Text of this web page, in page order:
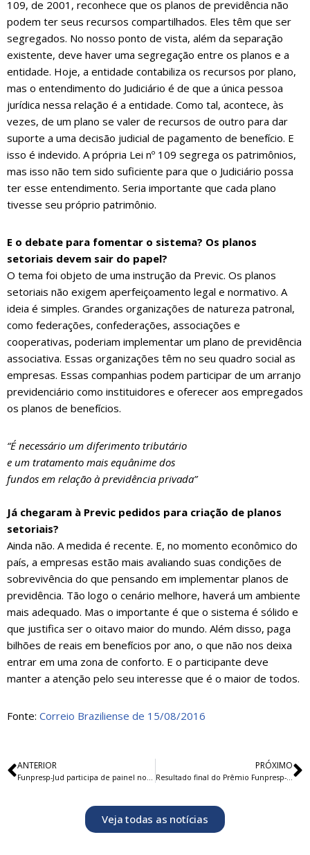
109, de 2001, reconhece que os planos de previdência não
podem ter seus recursos compartilhados. Eles têm que ser
segregados. No nosso ponto de vista, além da separação
existente, deve haver uma segregação entre os planos e a
entidade. Hoje, a entidade contabiliza os recursos por plano,
mas o entendimento do Judiciário é de que a única pessoa
jurídica nessa relação é a entidade. Como tal, acontece, às
vezes, de um plano se valer de recursos de outro para dar
suporte a uma decisão judicial de pagamento de benefício. E
isso é indevido. A própria Lei nº 109 segrega os patrimônios,
mas isso não tem sido suficiente para que o Judiciário possa
ter esse entendimento. Seria importante que cada plano
tivesse seu próprio patrimônio.
E o debate para fomentar o sistema? Os planos
setoriais devem sair do papel?
O tema foi objeto de uma instrução da Previc. Os planos
setoriais não exigem aperfeiçoamento legal e normativo. A
ideia é simples. Grandes organizações de natureza patronal,
como federações, confederações, associações e
cooperativas, poderiam implementar um plano de previdência
associativa. Essas organizações têm no seu quadro social as
empresas. Essas companhias podem participar de um arranjo
previdenciário como instituidores e oferecer aos empregados
os planos de benefícios.
“É necessário um diferimento tributário
e um tratamento mais equânime dos
fundos em relação à previdência privada”
Já chegaram à Previc pedidos para criação de planos
setoriais?
Ainda não. A medida é recente. E, no momento econômico do
país, a empresas estão mais avaliando suas condições de
sobrevivência do que pensando em implementar planos de
previdência. Tão logo o cenário melhore, haverá um ambiente
mais adequado. Mas o importante é que o sistema é sólido e
que justifica ser o oitavo maior do mundo. Além disso, paga
bilhões de reais em benefícios por ano, o que não nos deixa
entrar em uma zona de conforto. E o participante deve
manter a atenção pelo seu interesse que é o maior de todos.
Fonte: Correio Braziliense de 15/08/2016
ANTERIOR
Funpresp-Jud participa de painel no 11º ENAPC
PRÓXIMO
Resultado final do Prêmio Funpresp-Jud 2016
Veja todas as notícias